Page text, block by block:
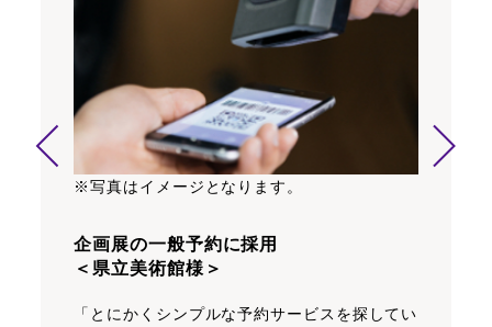
※写真はイメージとなります。
企画展の一般予約に採用
＜県立美術館様＞
「とにかくシンプルな予約サービスを探してい